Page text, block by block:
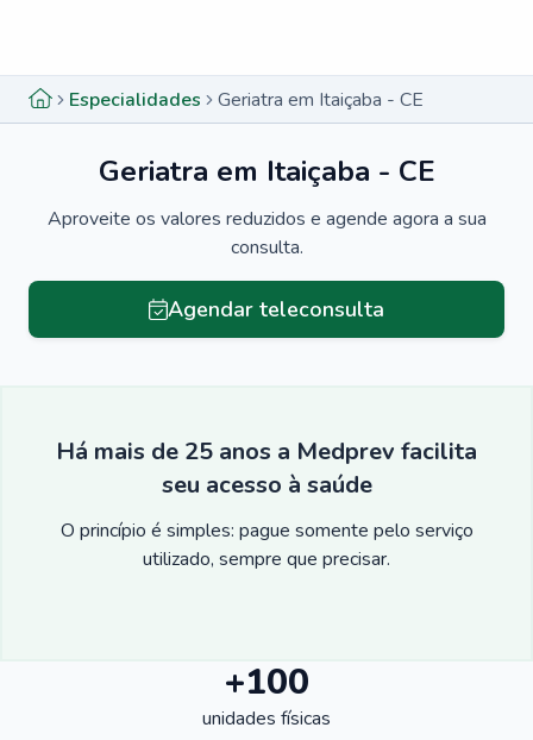
Especialidades Geriatra em Itaiçaba - CE
Geriatra em Itaiçaba - CE
Aproveite os valores reduzidos e agende agora a sua
consulta.
Agendar teleconsulta
Há mais de 25 anos a Medprev facilita
seu acesso à saúde
O princípio é simples: pague somente pelo serviço
utilizado, sempre que precisar.
+100
unidades físicas